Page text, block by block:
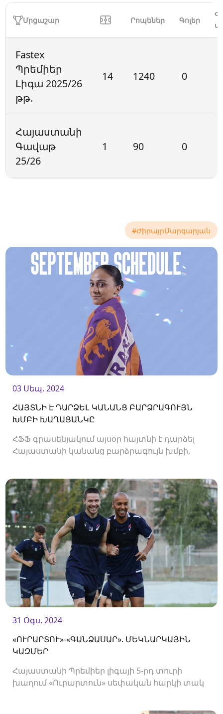
Մրցաշար Րոպեներ Գոլեր
Fastex
Պրեմիեր
Լիգա 2025/26
թթ.
14 1240 0 7
Հայաստանի
Գավաթ
25/26
1 90 0
#ԺիրայրՄարգարյան
03 Սեպ. 2024
ՀԱՅՏՆԻ Է ԴԱՐՁԵԼ ԿԱՆԱՆՑ ԲԱՐՁՐԱԳՈՒՅՆ
ԽՄԲԻ ԽԱՂԱՑԱՆԿԸ
ՀՖՖ գրասենյակում այսօր հայտնի է դարձել
Հայաստանի կանանց բարձրագույն խմբի,
31 Օգս. 2024
«ՈՒՐԱՐՏՈՒ»-«ԳԱՆՁԱՍԱՐ». ՄԵԿՆԱՐԿԱՅԻՆ
ԿԱԶՄԵՐ
Հայաստանի Պրեմիեր լիգայի 5-րդ տուրի
խաղում «Ուրարտուն» սեփական հարկի տակ